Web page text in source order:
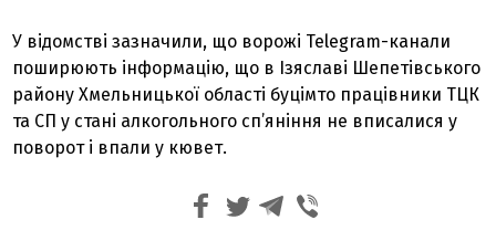
У відомстві зазначили, що ворожі Telegram-канали
поширюють інформацію, що в Ізяславі Шепетівського
району Хмельницької області буцімто працівники ТЦК
та СП у стані алкогольного сп’яніння не вписалися у
поворот і впали у кювет.